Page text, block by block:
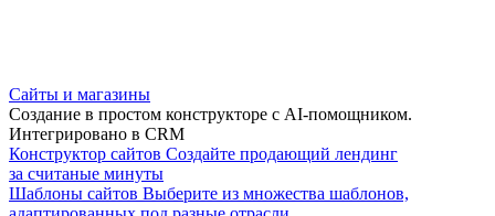
Сайты и магазины
Создание в простом конструкторе с AI-помощником.
Интегрировано в CRM
Конструктор сайтов Создайте продающий лендинг
за считаные минуты
Шаблоны сайтов Выберите из множества шаблонов,